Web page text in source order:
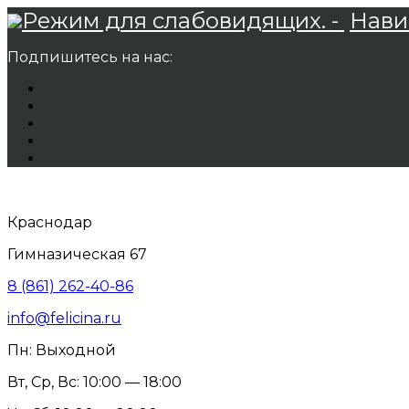
Режим для слабовидящих. -
Подпишитесь на нас:
Краснодар
Гимназическая 67
8 (861) 262-40-86
info@felicina.ru
Пн: Выходной
Вт, Ср, Вс: 10:00 — 18:00